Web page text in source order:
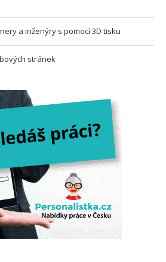
a inženýry s pomocí 3D tisku
stránek